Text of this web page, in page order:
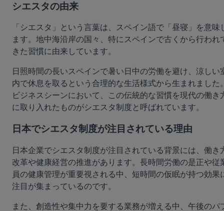
シエスタの由来
「シエスタ」という言葉は、スペイン語で「昼寝」を意味
ます。地中海沿岸の国々、特にスペインで古くから行われ
きた習慣に由来しています。
日照時間の長いスペインで暑い日中の労働を避け、涼しい
内で休息を取るという合理的な生活様式から生まれました
ビジネスシーンにおいて、この伝統的な習慣を現代の働き
に取り入れたものがシエスタ制度と呼ばれています。
日本でシエスタ制度が注目されている理由
日本企業でシエスタ制度が注目されている背景には、働き
改革や健康経営の推進があります。長時間労働の是正や従
員の健康管理が重要視される中、短時間の仮眠が持つ効果
注目が集まっているのです。
また、創造性や集中力を要する業務が増える中、午後のパ